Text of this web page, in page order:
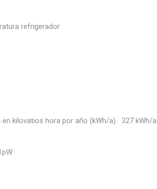
refrigerador
kilovatios hora por año (kWh/a) 327 kWh/a